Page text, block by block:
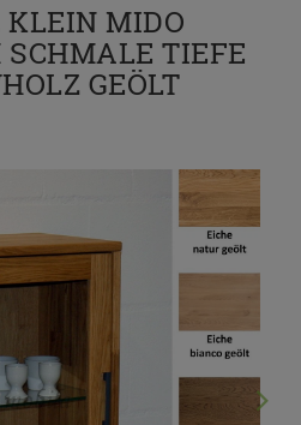
MIDO
TIEFE
GEÖLT